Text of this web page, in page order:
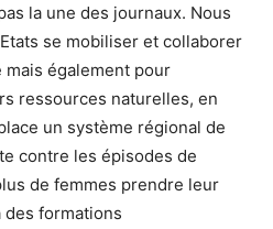
la une des journaux. Nous
se mobiliser et collaborer
également pour
ressources naturelles, en
un système régional de
contre les épisodes de
de femmes prendre leur
des formations